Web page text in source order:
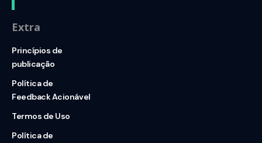
Extra
Princípios de
publicação
Política de
Feedback Acionável
Termos de Uso
Política de